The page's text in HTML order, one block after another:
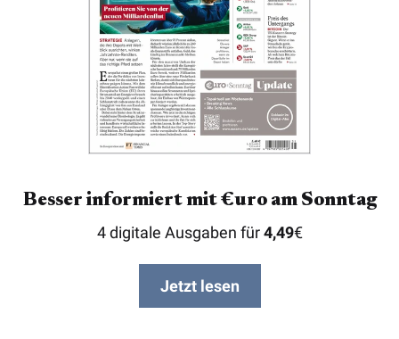
Besser informiert mit €uro am Sonntag
4 digitale Ausgaben für4,49€
Jetzt lesen